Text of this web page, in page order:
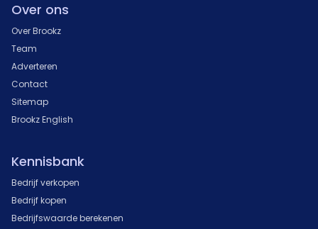
Over ons
Over Brookz
Team
Adverteren
Contact
Sitemap
Brookz English
Kennisbank
Bedrijf verkopen
Bedrijf kopen
Bedrijfswaarde berekenen